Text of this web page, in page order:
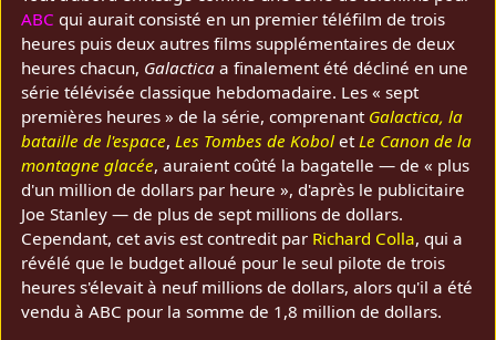
ABC qui aurait consisté en un premier téléfilm de trois
heures puis deux autres films supplémentaires de deux
heures chacun, Galactica a finalement été décliné en une
série télévisée classique hebdomadaire. Les « sept
premières heures » de la série, comprenant Galactica, la
bataille de l'espace,Les Tombes de Kobol etLe Canon de la
montagne glacée, auraient coûté la bagatelle — de « plus
d'un million de dollars par heure », d'après le publicitaire
Joe Stanley — de plus de sept millions de dollars.
Cependant, cet avis est contredit par Richard Colla, qui a
révélé que le budget alloué pour le seul pilote de trois
heures s'élevait à neuf millions de dollars, alors qu'il a été
vendu à ABC pour la somme de 1,8 million de dollars.